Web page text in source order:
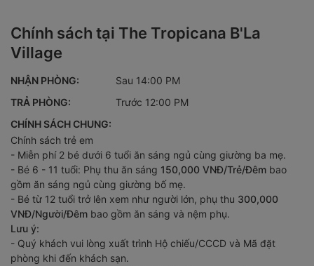
Chính sách tại The Tropicana B'La
Village
NHẬN PHÒNG:
Sau 14:00 PM
TRẢ PHÒNG:
Trước 12:00 PM
CHÍNH SÁCH CHUNG:
Chính sách trẻ em
- Miễn phí 2 bé dưới 6 tuổi ăn sáng ngủ cùng giường ba mẹ.
- Bé 6 - 11 tuổi: Phụ thu ăn sáng 150,000 VNĐ/Trẻ/Đêm bao
gồm ăn sáng ngủ cùng giường bố mẹ.
- Bé từ 12 tuổi trở lên xem như người lớn, phụ thu 300,000
VNĐ/Người/Đêm bao gồm ăn sáng và nệm phụ.
Lưu ý:
- Quý khách vui lòng xuất trình Hộ chiếu/CCCD và Mã đặt
phòng khi đến khách sạn.